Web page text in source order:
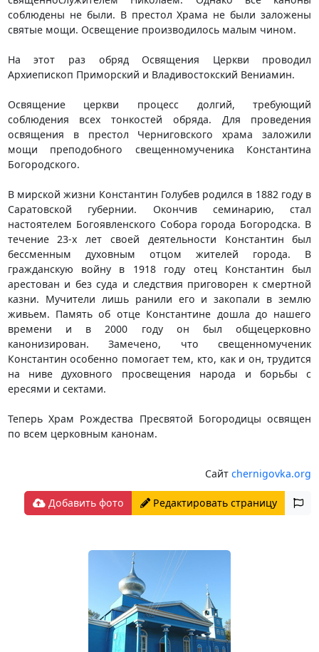
соблюдены не были. В престол Храма не были заложены
святые мощи. Освещение производилось малым чином.
На этот раз обряд Освящения Церкви проводил
Архиепископ Приморский и Владивостокский Вениамин.
Освящение церкви процесс долгий, требующий
соблюдения всех тонкостей обряда. Для проведения
освящения в престол Черниговского храма заложили
мощи преподобного свещенномученика Константина
Богородского.
В мирской жизни Константин Голубев родился в 1882 году в
Саратовской губернии. Окончив семинарию, стал
настоятелем Богоявленского Собора города Богородска. В
течение 23-х лет своей деятельности Константин был
бессменным духовным отцом жителей города. В
гражданскую войну в 1918 году отец Константин был
арестован и без суда и следствия приговорен к смертной
казни. Мучители лишь ранили его и закопали в землю
живьем. Память об отце Константине дошла до нашего
времени и в 2000 году он был общецерковно
канонизирован. Замечено, что свещенномученик
Константин особенно помогает тем, кто, как и он, трудится
на ниве духовного просвещения народа и борьбы с
ересями и сектами.
Теперь Храм Рождества Пресвятой Богородицы освящен
по всем церковным канонам.
Сайтchernigovka.org
Добавить фото Редактировать страницу